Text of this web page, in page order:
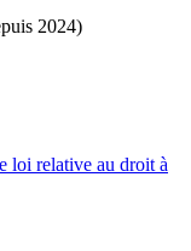
2024)
loi relative au droit à